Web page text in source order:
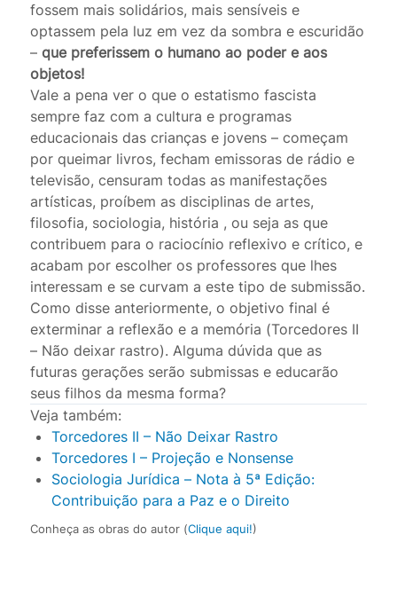
fossem mais solidários, mais sensíveis e
optassem pela luz em vez da sombra e escuridão
– que preferissem o humano ao poder e aos
objetos!
Vale a pena ver o que o estatismo fascista
sempre faz com a cultura e programas
educacionais das crianças e jovens – começam
por queimar livros, fecham emissoras de rádio e
televisão, censuram todas as manifestações
artísticas, proíbem as disciplinas de artes,
filosofia, sociologia, história , ou seja as que
contribuem para o raciocínio reflexivo e crítico, e
acabam por escolher os professores que lhes
interessam e se curvam a este tipo de submissão.
Como disse anteriormente, o objetivo final é
exterminar a reflexão e a memória (Torcedores II
– Não deixar rastro). Alguma dúvida que as
futuras gerações serão submissas e educarão
seus filhos da mesma forma?
Veja também:
Torcedores II – Não Deixar Rastro
Torcedores I – Projeção e Nonsense
Sociologia Jurídica – Nota à 5ª Edição:
Contribuição para a Paz e o Direito
Conheça as obras do autor (Clique aqui!)